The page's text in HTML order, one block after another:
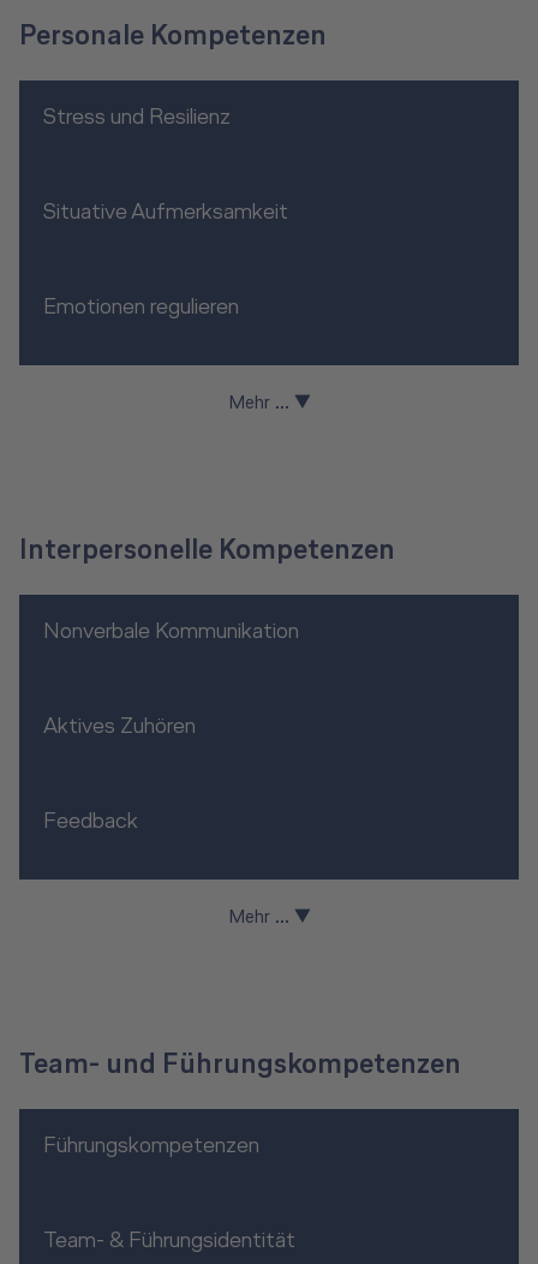
Personale Kompetenzen
Stress und Resilienz
Situative Aufmerksamkeit
Emotionen regulieren
Mehr ... ▼
Interpersonelle Kompetenzen
Nonverbale Kommunikation
Aktives Zuhören
Feedback
Mehr ... ▼
Team- und Führungskompetenzen
Führungskompetenzen
Team- & Führungsidentität